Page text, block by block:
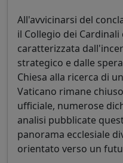
All'avvicinarsi del
il Collegio dei
caratterizzata
strategico e dalle
Chiesa alla ricerca di
Vaticano rimane
ufficiale, numerose
analisi pubblicate
panorama ecclesiale
orientato verso un